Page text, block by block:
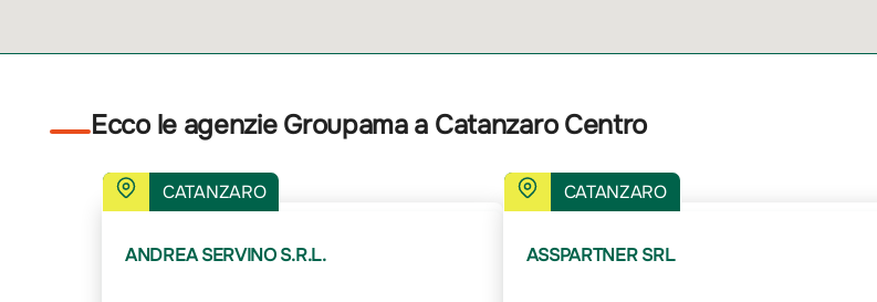
Ecco le agenzie Groupama a Catanzaro Centro
CATANZARO
ANDREA SERVINO S.R.L.
CATANZARO
ASSPARTNER SRL